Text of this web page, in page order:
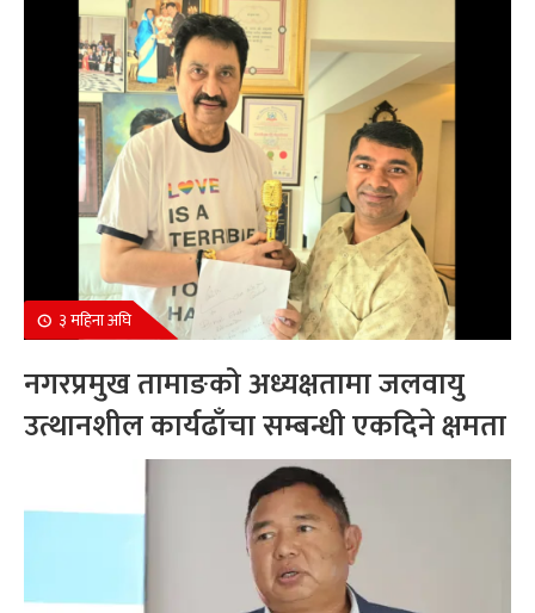
३ महिना अघि
नगरप्रमुख तामाङको अध्यक्षतामा जलवायु
उत्थानशील कार्यढाँचा सम्बन्धी एकदिने क्षमता
अभिवृद्धि कार्यक्रम सम्पन्न